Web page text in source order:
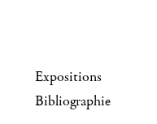
Expositions
Bibliographie